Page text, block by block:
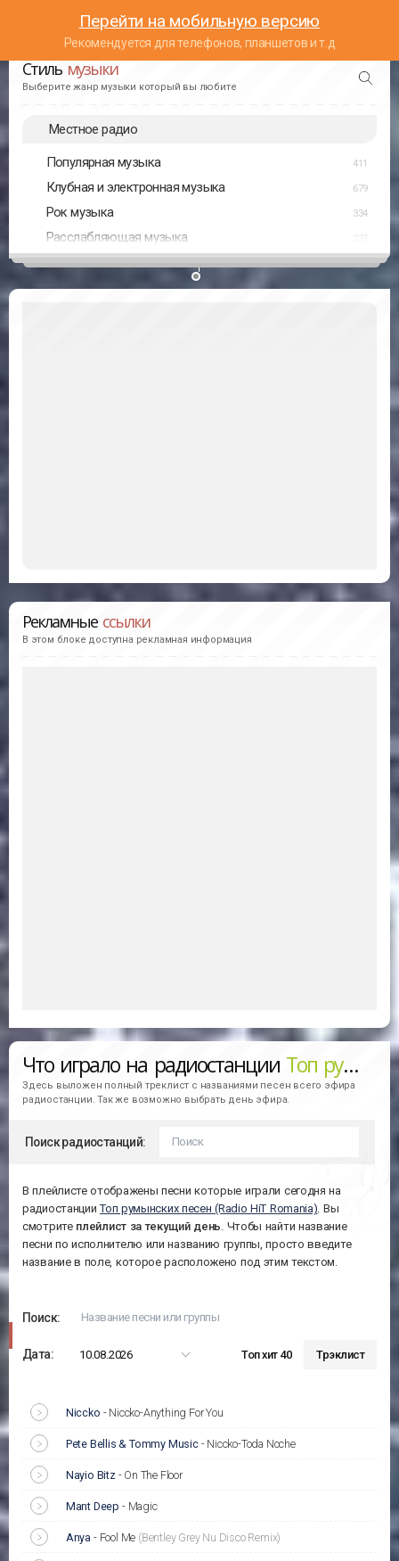
Перейти на мобильную версию
Рекомендуется для телефонов, планшетов и т.д
Стиль музыки
Выберите жанр музыки который вы любите
Местное радио
Популярная музыка 411
Клубная и электронная музыка 679
Рок музыка 334
Расслабляющая музыка
Рекламные ссылки
В этом блоке доступна рекламная информация
Что играло на радиостанции Топ румынских песен (Radio HiT Romania)
Здесь выложен полный треклист с названиями песен всего эфира
радиостанции. Так же возможно выбрать день эфира.
Поиск радиостанций:
В плейлисте отображены песни которые играли сегодня на
радиостанцииТоп румынских песен (Radio HiT Romania) . Вы
смотрите плейлист затекущий день . Чтобы найти название
песни по исполнителю или названию группы, просто введите
название в поле, которое расположено под этим текстом.
Поиск:
Дата: 10.08.2026 Топ хит 40 Трэклист
Niccko - Niccko-Anything For You
Pete Bellis & Tommy Music- Niccko-Toda Noche
Nayio Bitz- On The Floor
Mant Deep - Magic
Anya - Fool Me (Bentley Grey Nu Disco Remix)